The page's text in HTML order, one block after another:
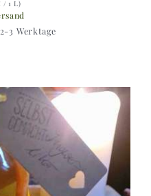
/ 1 L)
3 Werktage